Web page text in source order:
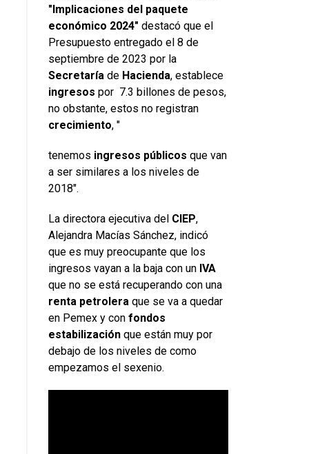
"Implicaciones del paquete
económico 2024" destacó que el
Presupuesto entregado el 8 de
septiembre de 2023 por la
Secretaría de Hacienda, establece
ingresos por 7.3 billones de pesos,
no obstante, estos no registran
crecimiento, "
tenemos ingresos públicos que van
a ser similares a los niveles de
2018".
La directora ejecutiva del CIEP,
Alejandra Macías Sánchez, indicó
que es muy preocupante que los
ingresos vayan a la baja con un IVA
que no se está recuperando con una
renta petrolera que se va a quedar
en Pemex y con fondos
estabilización que están muy por
debajo de los niveles de como
empezamos el sexenio.